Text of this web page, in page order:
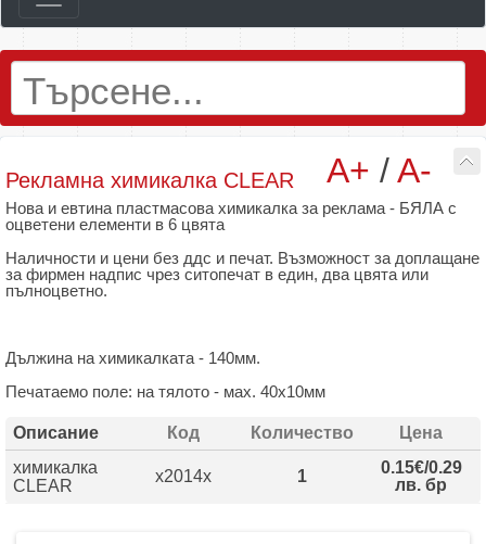
A+ /A-
Рекламна химикалка CLEAR
Нова и евтина пластмасова химикалка за реклама - БЯЛА с
оцветени елементи в 6 цвята
Наличности и цени без ддс и печат. Възможност за доплащане
за фирмен надпис чрез ситопечат в един, два цвята или
пълноцветно.
Дължина на химикалката - 140мм.
Печатаемо поле: на тялото - мах. 40х10мм
Описание Код Количество
Цена
химикалка
CLEAR
x2014x 1
0.15€/0.29
лв. бр